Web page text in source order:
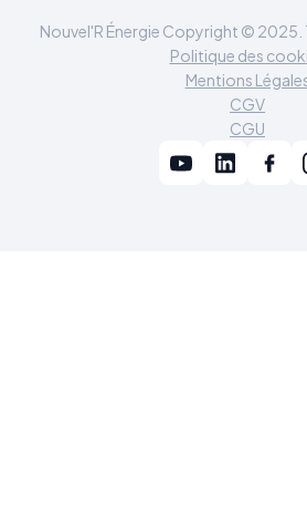
Nouvel'R Énergie Copyright © 2025.
Politique des
Mentions
CGV
CGU